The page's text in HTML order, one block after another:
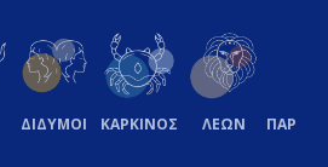
ΔΙΔΥΜΟΙ ΚΑΡΚΙΝΟΣ ΛΕΩΝ